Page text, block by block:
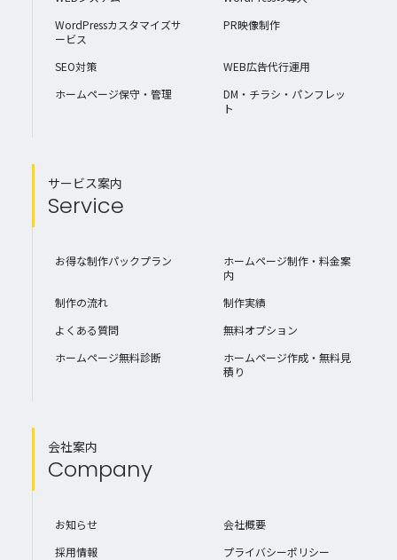
WordPressカスタマイズサ
ービス
PR映像制作
SEO対策
WEB広告代行運用
ホームページ保守・管理
DM・チラシ・パンフレッ
ト
サービス案内
Service
お得な制作パックプラン
ホームページ制作・料金案
内
制作の流れ
制作実績
よくある質問
無料オプション
ホームページ無料診断
ホームページ作成・無料見
積り
会社案内
Company
お知らせ
会社概要
採用情報
プライバシーポリシー